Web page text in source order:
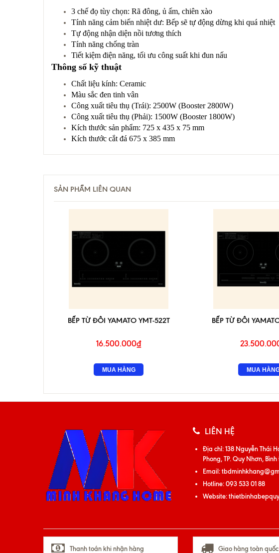
3 chế đọ tùy chọn: Rã đông, ủ ấm, chiên xào
Tính năng cảm biến nhiệt dư: Bếp sẽ tự động dừng khi quá nhiệt
Tự động nhận diện nồi tương thích
Tính năng chống tràn
Tiết kiệm điện năng, tối ưu công suất khi đun nấu
Thông số kỹ thuật
Chất liệu kính: Ceramic
Màu sắc đen tinh vân
Công xuất tiêu thụ (Trái): 2500W (Booster 2800W)
Công xuất tiêu thụ (Phải): 1500W (Booster 1800W)
Kích thước sản phẩm: 725 x 435 x 75 mm
Kích thước cắt đá 675 x 385 mm
SẢN PHẨM LIÊN QUAN
BẾP TỪ ĐÔI YAMATO YMT-522T
16.500.000₫
MUA HÀNG
BẾP TỪ ĐÔI
MUA
LIÊN HỆ
Địa chỉ:138 Nguyễn Thái
Phong, TP. Quy Nhơn,
Email:
Hotline:093 533 01 88
Website:
Thanh toán khi nhận hàng Giao hàng toàn quốc